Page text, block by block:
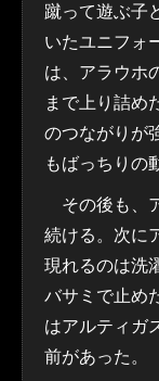
蹴って遊ぶ子
いたユニフォ
は、アラウホ
まで上り詰め
のつながりが
もばっちりの
その後も、
続ける。次に
現れるのは洗
バサミで止め
はアルティガ
前があった。